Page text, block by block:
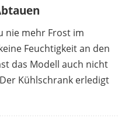
nie mehr Frost im
Feuchtigkeit an den
das Modell auch nicht
Kühlschrank erledigt